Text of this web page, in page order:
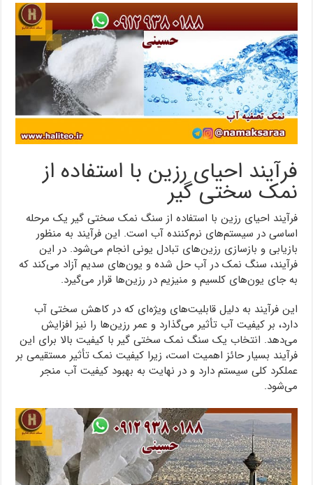
فرآیند احیای رزین با استفاده از
نمک سختی گیر
فرآیند احیای رزین با استفاده از سنگ نمک سختی گیر یک مرحله
اساسی در سیستم‌های نرم‌کننده آب است. این فرآیند به منظور
بازیابی و بازسازی رزین‌های تبادل یونی انجام می‌شود. در این
فرآیند، سنگ نمک در آب حل شده و یون‌های سدیم آزاد می‌کند که
به جای یون‌های کلسیم و منیزیم در رزین‌ها قرار می‌گیرد.
این فرآیند به دلیل قابلیت‌های ویژه‌ای که در کاهش سختی آب
دارد، بر کیفیت آب تأثیر می‌گذارد و عمر رزین‌ها را نیز افزایش
می‌دهد. انتخاب یک سنگ نمک سختی گیر با کیفیت بالا برای این
فرآیند بسیار حائز اهمیت است، زیرا کیفیت نمک تأثیر مستقیمی بر
عملکرد کلی سیستم دارد و در نهایت به بهبود کیفیت آب منجر
می‌شود.